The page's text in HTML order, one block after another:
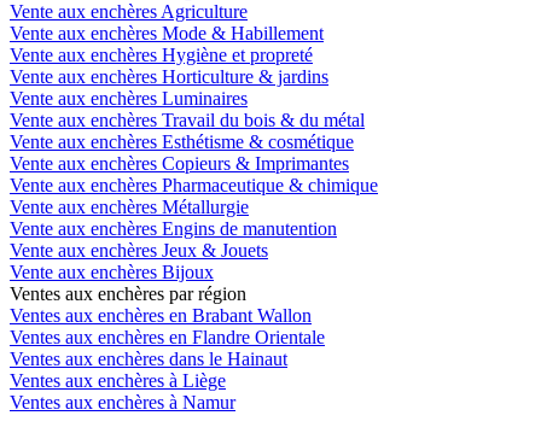
Vente aux enchères Agriculture
Vente aux enchères Mode & Habillement
Vente aux enchères Hygiène et propreté
Vente aux enchères Horticulture & jardins
Vente aux enchères Luminaires
Vente aux enchères Travail du bois & du métal
Vente aux enchères Esthétisme & cosmétique
Vente aux enchères Copieurs & Imprimantes
Vente aux enchères Pharmaceutique & chimique
Vente aux enchères Métallurgie
Vente aux enchères Engins de manutention
Vente aux enchères Jeux & Jouets
Vente aux enchères Bijoux
Ventes aux enchères par région
Ventes aux enchères en Brabant Wallon
Ventes aux enchères en Flandre Orientale
Ventes aux enchères dans le Hainaut
Ventes aux enchères à Liège
Ventes aux enchères à Namur